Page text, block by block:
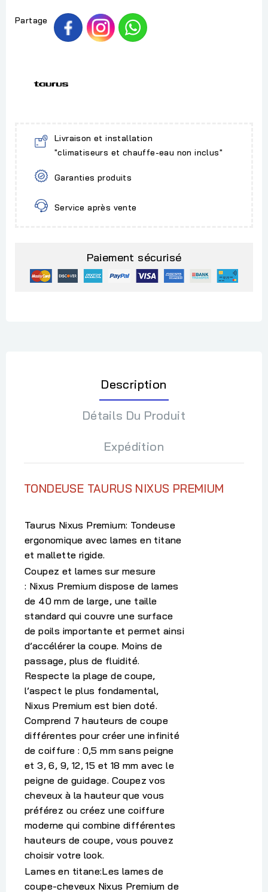
Partage
Livraison et installation
"climatiseurs et chauffe-eau non inclus"
Garanties produits
Service après vente
Paiement sécurisé
Description
Détails Du Produit
Expédition
TONDEUSE TAURUS NIXUS PREMIUM
Taurus Nixus Premium: Tondeuse
ergonomique avec lames en titane
et mallette rigide.
Coupez et lames sur mesure
: Nixus Premium dispose de lames
de 40 mm de large, une taille
standard qui couvre une surface
de poils importante et permet ainsi
d’accélérer la coupe. Moins de
passage, plus de fluidité.
Respecte la plage de coupe,
l’aspect le plus fondamental,
Nixus Premium est bien doté.
Comprend 7 hauteurs de coupe
différentes pour créer une infinité
de coiffure : 0,5 mm sans peigne
et 3, 6, 9, 12, 15 et 18 mm avec le
peigne de guidage. Coupez vos
cheveux à la hauteur que vous
préférez ou créez une coiffure
moderne qui combine différentes
hauteurs de coupe, vous pouvez
choisir votre look.
Lames en titane:Les lames de
coupe-cheveux Nixus Premium de